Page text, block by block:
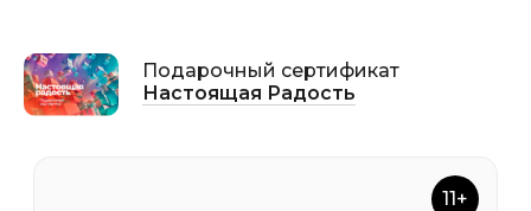
Подарочный сертификат
Настоящая Радость
11+